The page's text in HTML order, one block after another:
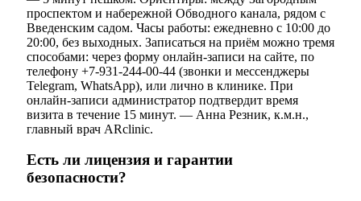
проспектом и набережной Обводного канала, рядом с
Введенским садом. Часы работы: ежедневно с 10:00 до
20:00, без выходных. Записаться на приём можно тремя
способами: через форму онлайн-записи на сайте, по
телефону +7-931-244-00-44 (звонки и мессенджеры
Telegram, WhatsApp), или лично в клинике. При
онлайн-записи администратор подтвердит время
визита в течение 15 минут. — Анна Резник, к.м.н.,
главный врач ARclinic.
Есть ли лицензия и гарантии
безопасности?